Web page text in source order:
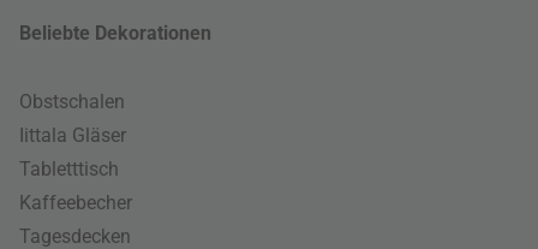
Beliebte Dekorationen
Obstschalen
Iittala Gläser
Tabletttisch
Kaffeebecher
Tagesdecken